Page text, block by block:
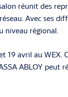
réunit des
Avec ses
régional.
avril au WEX.
ABLOY peut